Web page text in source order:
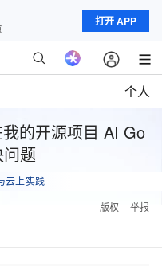
打开 APP
个人
的开源项目 AI Go
题
云上实践
版权
举报